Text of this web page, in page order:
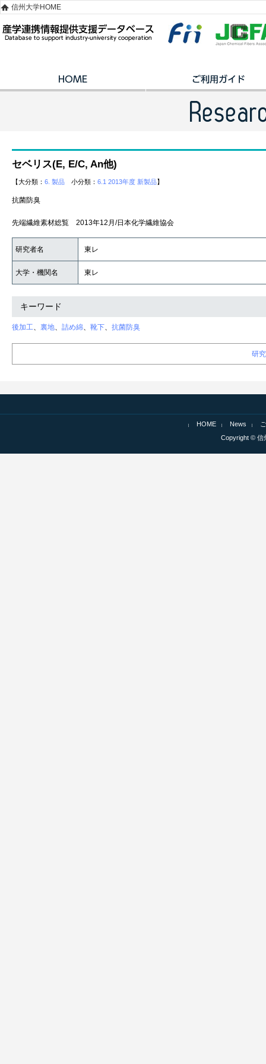
信州大学HOME
セベリス(E, E/C, An他)
【大分類： 6. 製品 小分類： 6.1 2013年度 新製品】
抗菌防臭
先端繊維素材総覧 2013年12月/日本化学繊維協会
研究者名 東レ
大学・機関名 東レ
キーワード
後加工、 裏地、 詰め綿、 靴下、 抗菌防臭
研
HOME News
Copyright © 信